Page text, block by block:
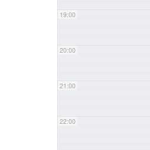
19:00
20:00
21:00
22:00